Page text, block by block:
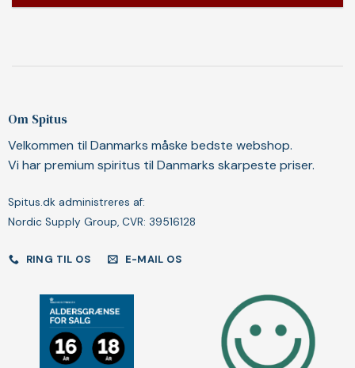
Om Spitus
Velkommen til Danmarks måske bedste webshop.
Vi har premium spiritus til Danmarks skarpeste priser.
Spitus.dk administreres af:
Nordic Supply Group, CVR: 39516128
RING TIL OS E-MAIL OS